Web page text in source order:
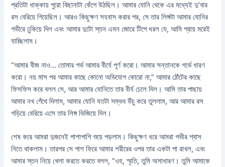
প্রতিটা ধাক্কায় পুরো বিছানাটা কেঁপে উঠছিল। আমার যোনি থেকে এর মধ্যেই দু’বার
রস বেরিয়ে গিয়েছিল। আরও কিছুক্ষণ সহবাস করার পর, সে তার লিঙ্গটা আমার যোনির
গভীরে ঢুকিয়ে দিল এবং আমার দুটো স্তন এমন জোরে টিপে ধরল যে, আমি প্রায় মরেই
যাচ্ছিলাম।
“আমার বীজ নাও… তোমার গর্ভ আমার বীর্যে পূর্ণ করো। আমার সন্তানকে গর্ভে ধারণ
করো। নয় মাস পর আমার কাছে কোনো অভিযোগ কোরো না,” আমার ঠোঁটের কাছে
ফিসফিস করে বলল সে, আর আমার যোনিতে তার বীর্য ঢেলে দিল। আমি তার পাছায়
আমার নখ গেঁথে দিলাম, আমার যোনি যতটা সম্ভব উঁচু করে তুললাম, আর আমার রস
গড়িয়ে বেরিয়ে এসে তার লিঙ্গ ভিজিয়ে দিল।
শেষ করে আমরা দুজনেই পাশাপাশি শুয়ে পড়লাম। কিছুক্ষণ ধরে আমরা গভীর শ্বাস
নিতে থাকলাম। তারপর সে পাশ ফিরে আমার শরীরের ওপর তার একটা পা রাখল, এবং
আমার স্তন নিয়ে খেলা করতে করতে বলল, “ওহ, স্মৃতি, তুমি অসাধারণ। তুমি আমাকে